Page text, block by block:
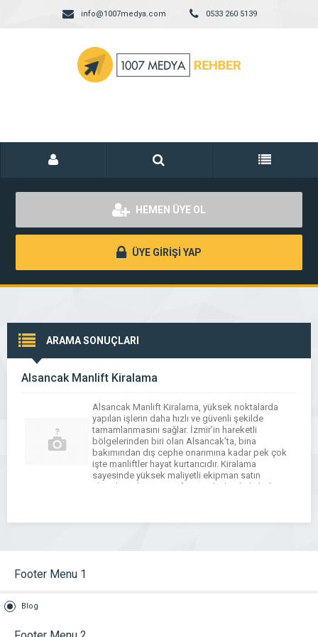
info@1007medya.com 0533 260 5139
HEMEN ÜYE OL
ÜYE GİRİŞİ YAP
ARAMA SONUÇLARI
Alsancak Manlift Kiralama
Alsancak Manlift Kiralama, yüksek noktalarda
yapılan işlerin daha hızlı ve güvenli şekilde
tamamlanmasını sağlar. İzmir’in hareketli
bölgelerinden biri olan Alsancak’ta, bina
bakımından dış cephe onarımına kadar pek çok
işte manliftler hayat kurtarıcıdır. Kiralama
sayesinde yüksek maliyetli ekipman satın
almadan işlerinizi profesyonel cihazlarla kolayca
Kiralama, makaslı, […]
Footer Menu 1
Blog